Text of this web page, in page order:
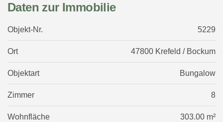
Daten zur Immobilie
Objekt-Nr. 5229
Ort 47800 Krefeld / Bockum
Objektart Bungalow
Zimmer 8
Wohnfläche 303.00 m²